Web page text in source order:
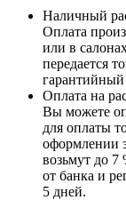
Наличный
Оплата
или в
передается
гарантийный
Оплата на
Вы можете
для оплаты
оформлении
возьмут до 7
от банка и
5 дней.